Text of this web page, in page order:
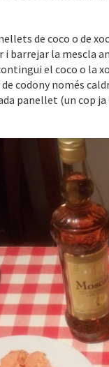
de coco o de
i barrejar la mescla
el coco o la
codony només
panellet (un cop